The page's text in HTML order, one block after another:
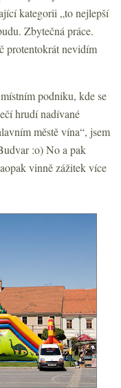
kategorii „to nejlepší
Zbytečná práce.
protentokrát nevidím
podniku, kde se
hrudí nadívané
městě vína“, jsem
:o) No a pak
vinně zážitek více